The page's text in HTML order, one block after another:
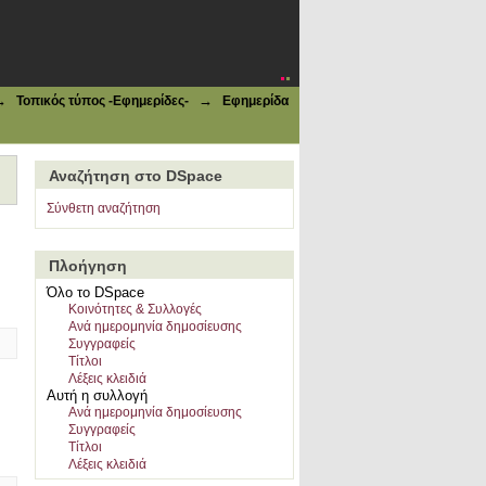
Τοπικός τύπος -Εφημερίδες- →
Εφημερίδα
Αναζήτηση στο DSpace
Σύνθετη αναζήτηση
Πλοήγηση
Όλο το DSpace
Κοινότητες & Συλλογές
Ανά ημερομηνία δημοσίευσης
Συγγραφείς
Τίτλοι
Λέξεις κλειδιά
Αυτή η συλλογή
Ανά ημερομηνία δημοσίευσης
Συγγραφείς
Τίτλοι
Λέξεις κλειδιά